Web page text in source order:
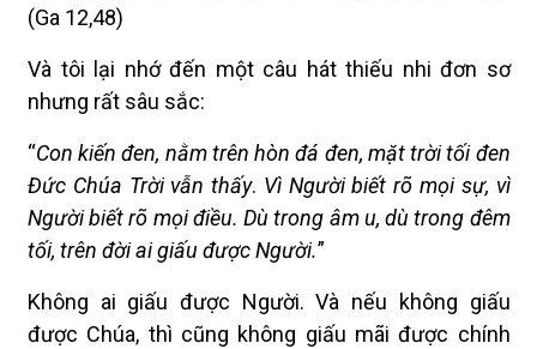
(Ga 12,48)
Và tôi lại nhớ đến một câu hát thiếu nhi đơn sơ
nhưng rất sâu sắc:
“Con kiến đen, nằm trên hòn đá đen, mặt trời tối đen
Đức Chúa Trời vẫn thấy. Vì Người biết rõ mọi sự, vì
Người biết rõ mọi điều. Dù trong âm u, dù trong đêm
tối, trên đời ai giấu được Người.”
Không ai giấu được Người. Và nếu không giấu
được Chúa, thì cũng không giấu mãi được chính